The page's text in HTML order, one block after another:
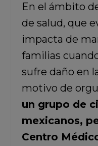
En el ámbito
de salud, que
impacta de
familias
sufre daño en
motivo de
un grupo de
mexicanos,
Centro